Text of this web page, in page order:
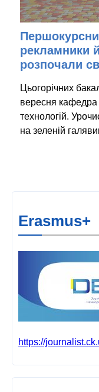
рекламники
розпочали
Цьогорічних
вересня кафедра
технологій.
на зеленій
Erasmus+
https://